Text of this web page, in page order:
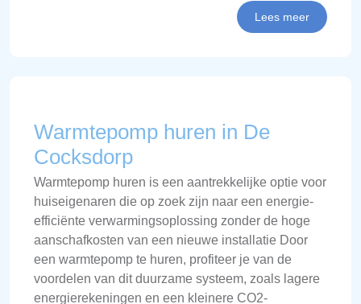
Lees meer
Warmtepomp huren in De
Cocksdorp
Warmtepomp huren is een aantrekkelijke optie voor
huiseigenaren die op zoek zijn naar een energie-
efficiënte verwarmingsoplossing zonder de hoge
aanschafkosten van een nieuwe installatie Door
een warmtepomp te huren, profiteer je van de
voordelen van dit duurzame systeem, zoals lagere
energierekeningen en een kleinere CO2-